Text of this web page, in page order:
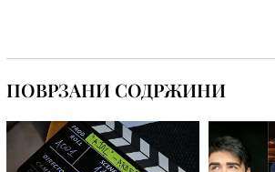
ПОВРЗАНИ СОДРЖИНИ